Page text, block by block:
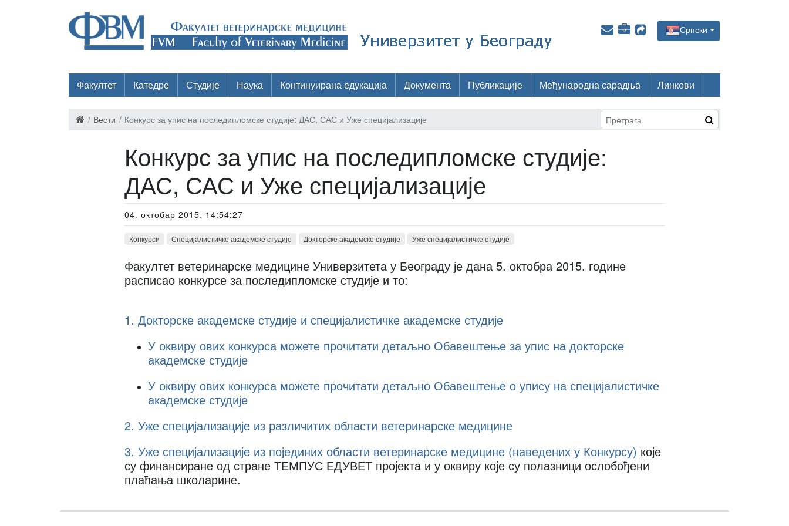
Српски
Факултет Катедре Студије Наука Континуирана едукација Документа Публикације Међународна сарадња Линкови
Вести Конкурс за упис на последипломске студије: ДАС, САС и Уже специјализације
Конкурс за упис на последипломске студије:
ДАС, САС и Уже специјализације
04. октобар 2015. 14:54:27
Конкурси Специјалистичке академске студије Докторске академске студије Уже специјалистичке студије
Факултет ветеринарске медицине Универзитета у Београду је дана 5. октобра 2015. године
расписао конкурсе за последипломске студије и то:
1. Докторске академске студије и специјалистичке академске студије
У оквиру ових конкурса можете прочитати детаљно Обавештење за упис на докторске
академске студије
У оквиру ових конкурса можете прочитати детаљно Обавештење о упису на специјалистичке
академске студије
2. Уже специјализације из различитих области ветеринарске медицине
3. Уже специјализације из појединих области ветеринарске медицине (наведених у Конкурсу) које
су финансиране од стране ТЕМПУС ЕДУВЕТ пројекта и у оквиру које су полазници ослобођени
плаћања школарине.